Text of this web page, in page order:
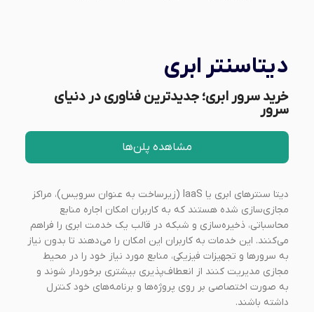
دیتاسنتر ابری
خرید سرور ابری؛ جدیدترین فناوری در دنیای
سرور
مشاهده پلن‌ها
دیتا سنترهای ابری یا IaaS (زیرساخت به عنوان سرویس)، مراکز
مجازی‌سازی شده هستند که به کاربران امکان اجاره منابع
محاسباتی، ذخیره‌سازی و شبکه در قالب یک خدمت ابری را فراهم
می‌کنند. این خدمات به کاربران این امکان را می‌دهند تا بدون نیاز
به سرورها و تجهیزات فیزیکی، منابع مورد نیاز خود را در محیط
مجازی مدیریت کنند از انعطاف‌پذیری بیشتری برخوردار شوند و
به صورت اختصاصی بر روی پروژه‌ها و برنامه‌های خود کنترل
داشته باشند.